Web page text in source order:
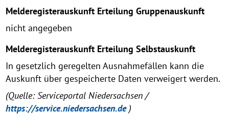
Melderegisterauskunft Erteilung Gruppenauskunft
nicht angegeben
Melderegisterauskunft Erteilung Selbstauskunft
In gesetzlich geregelten Ausnahmefällen kann die
Auskunft über gespeicherte Daten verweigert werden.
(Quelle: Serviceportal Niedersachsen /
https://service.niedersachsen.de)